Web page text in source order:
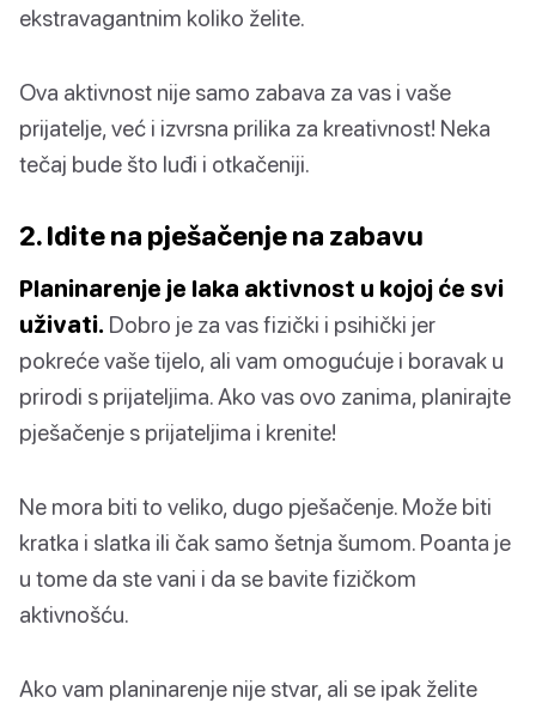
ekstravagantnim koliko želite.
Ova aktivnost nije samo zabava za vas i vaše
prijatelje, već i izvrsna prilika za kreativnost! Neka
tečaj bude što luđi i otkačeniji.
2. Idite na pješačenje na zabavu
Planinarenje je laka aktivnost u kojoj će svi
uživati. Dobro je za vas fizički i psihički jer
pokreće vaše tijelo, ali vam omogućuje i boravak u
prirodi s prijateljima. Ako vas ovo zanima, planirajte
pješačenje s prijateljima i krenite!
Ne mora biti to veliko, dugo pješačenje. Može biti
kratka i slatka ili čak samo šetnja šumom. Poanta je
u tome da ste vani i da se bavite fizičkom
aktivnošću.
Ako vam planinarenje nije stvar, ali se ipak želite